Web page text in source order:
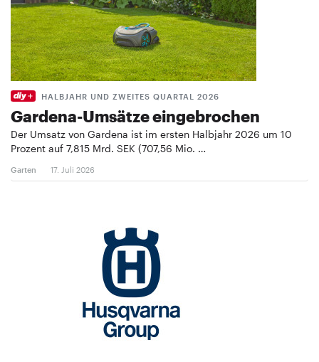
HALBJAHR UND ZWEITES QUARTAL 2026
Gardena-Umsätze eingebrochen
Der Umsatz von Gardena ist im ersten Halbjahr 2026 um 10
Prozent auf 7,815 Mrd. SEK (707,56 Mio. …
Garten 17. Juli 2026